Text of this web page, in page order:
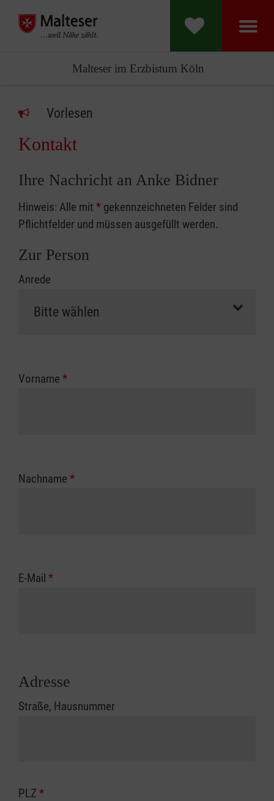
Malteser im Erzbistum Köln
Vorlesen
Kontakt
Ihre Nachricht an Anke Bidner
Hinweis: Alle mit * gekennzeichneten Felder sind
Pflichtfelder und müssen ausgefüllt werden.
Zur Person
Anrede
Vorname *
Nachname *
E-Mail *
Adresse
Straße, Hausnummer
PLZ *